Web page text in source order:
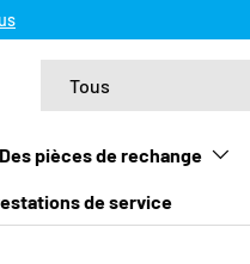
Tous
Des pièces de rechange
de service